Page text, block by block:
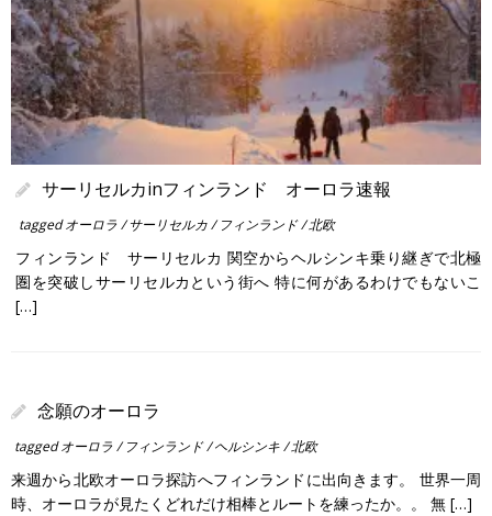
サーリセルカinフィンランド オーロラ速報
taggedオーロラ/サーリセルカ/フィンランド/北欧
フィンランド サーリセルカ 関空からヘルシンキ乗り継ぎで北極
圏を突破しサーリセルカという街へ 特に何があるわけでもないこ
[…]
念願のオーロラ
taggedオーロラ /フィンランド/ヘルシンキ/北欧
来週から北欧オーロラ探訪へフィンランドに出向きます。 世界一周
時、オーロラが見たくどれだけ相棒とルートを練ったか。。 無 […]